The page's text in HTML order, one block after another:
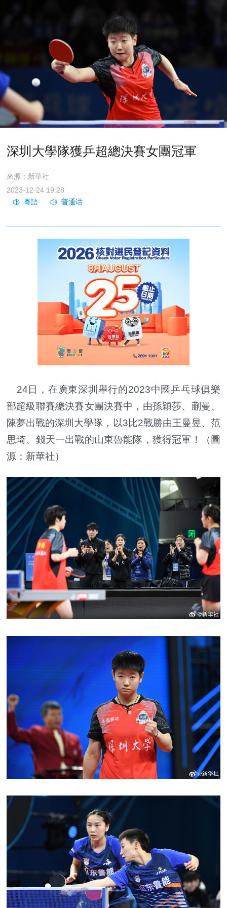
深圳大學隊獲乒超總決賽女團冠軍
來源：新華社
2023-12-24 19:28
24日，在廣東深圳舉行的2023中國乒乓球俱樂
部超級聯賽總決賽女團決賽中，由孫穎莎、蒯曼、
陳夢出戰的深圳大學隊，以3比2戰勝由王曼昱、范
思琦、錢天一出戰的山東魯能隊，獲得冠軍！（圖
源：新華社）